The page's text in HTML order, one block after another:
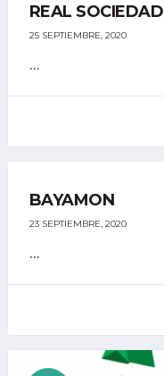
REAL SOCIEDAD
25 SEPTIEMBRE, 2020
...
BAYAMON
23 SEPTIEMBRE, 2020
...